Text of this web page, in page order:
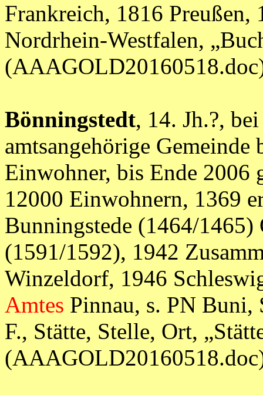
Frankreich, 1816
Nordrhein-Westfalen,
Bönningstedt, 14. Jh.?,
amtsangehörige
Einwohner, bis Ende 2006
12000 Einwohnern, 1369
Bunningstede (1464/
(1591/1592), 1942
Winzeldorf, 1946
Amtes Pinnau, s. PN Buni,
F., Stätte, Stelle, Ort,